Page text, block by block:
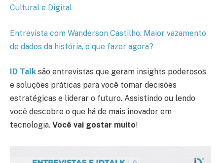
Cultural e Digital
Entrevista com Wanderson Castilho: Maior vazamento
de dados da história, o que fazer agora?
ID Talk são entrevistas que geram insights poderosos
e soluções práticas para você tomar decisões
estratégicas e liderar o futuro. Assistindo ou lendo
você descobre o que há de mais inovador em
tecnologia. Você vai gostar muito!